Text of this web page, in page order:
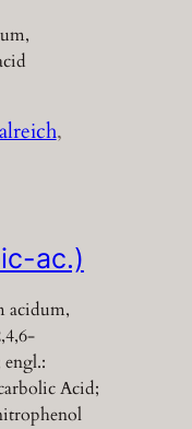
ac.)
acidum,
Acid;